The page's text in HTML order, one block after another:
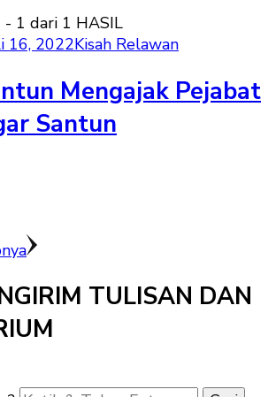
- 1 dari 1 HASIL
16, 2022Kisah Relawan
Mengajak Pejabat
Santun
TULISAN DAN